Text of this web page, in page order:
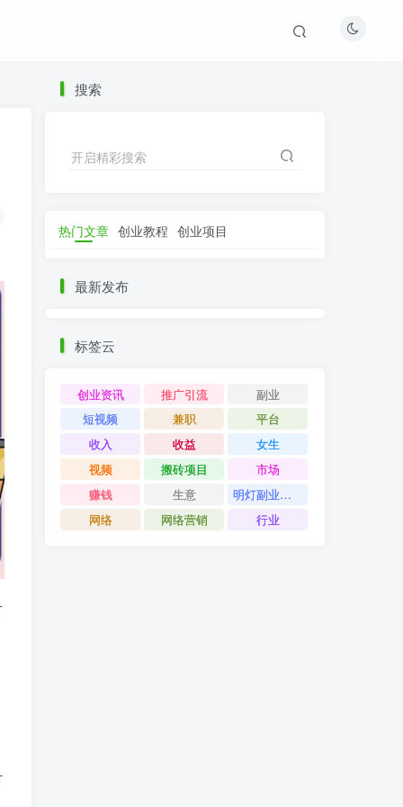
搜索
开启精彩搜索
热门文章 创业教程 创业项目
最新发布
标签云
创业资讯 推广引流
副业
短视频
兼职
平台
收入
收益
女生
视频
搬砖项目
市场
赚钱
生意
明灯副业千计
网络
网络营销 行业